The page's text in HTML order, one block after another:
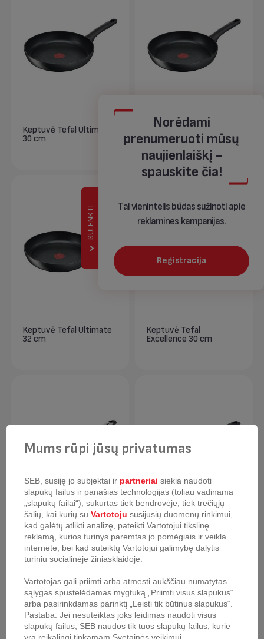
Keptuvė Tefal Ultimate
30 cm
Keptuvė Tefal Ultimate
28 cm
Keptuvė Tefal Ultimate
32 cm
Keptuvė Tefal
Excellence 30 cm
Keptuvė Tefal
Excellence 28 cm
Keptuvė Tefal Healthy
Chef 24 cm
Norėdami
prenumeruoti mūsų
naujienlaiškį -
spauskite čia!
Tai vienintelis būdas sužinoti apie
reklamines kampanijas.
Registracija
SULENKTI
Mums rūpi jūsų privatumas
SEB, susiję jo subjektai ir partneriai siekia naudoti
slapukų failus ir panašias technologijas (toliau vadinama
„slapukų failai“), sukurtas tiek bendrovėje, tiek trečiųjų
šalių, kai kurių su Vartotoju susijusių duomenų rinkimui,
kad galėtų atlikti analizę, pateikti Vartotojui tikslinę
reklamą, kurios turinys paremtas jo pomėgiais ir veikla
internete, bei kad suteiktų Vartotojui galimybę dalytis
turiniu socialinėje žiniasklaidoje.
Vartotojas gali priimti arba atmesti aukščiau numatytas
sąlygas spustelėdamas mygtuką „Priimti visus slapukus“
arba pasirinkdamas parinktį „Leisti tik būtinus slapukus“.
Pastaba: Jei nesuteiktas joks leidimas naudoti visus
slapukų failus, SEB naudos tik tuos slapukų failus, kurie
yra reikalingi tinkamam Svetainės veikimui.